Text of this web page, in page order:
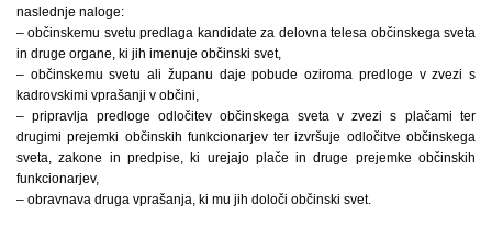
naslednje naloge:
– občinskemu svetu predlaga kandidate za delovna telesa občinskega sveta
in druge organe, ki jih imenuje občinski svet,
– občinskemu svetu ali županu daje pobude oziroma predloge v zvezi s
kadrovskimi vprašanji v občini,
– pripravlja predloge odločitev občinskega sveta v zvezi s plačami ter
drugimi prejemki občinskih funkcionarjev ter izvršuje odločitve občinskega
sveta, zakone in predpise, ki urejajo plače in druge prejemke občinskih
funkcionarjev,
– obravnava druga vprašanja, ki mu jih določi občinski svet.